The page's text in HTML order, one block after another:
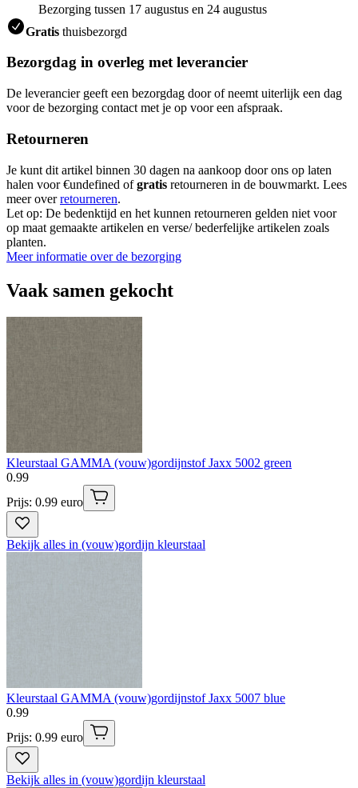
Bezorging tussen 17 augustus en 24 augustus
Gratis thuisbezorgd
Bezorgdag in overleg met leverancier
De leverancier geeft een bezorgdag door of neemt uiterlijk een dag
voor de bezorging contact met je op voor een afspraak.
Retourneren
Je kunt dit artikel binnen 30 dagen na aankoop door ons op laten
halen voor €undefined ofgratis retourneren in de bouwmarkt. Lees
meer overretourneren.
Let op: De bedenktijd en het kunnen retourneren gelden niet voor
op maat gemaakte artikelen en verse/ bederfelijke artikelen zoals
planten.
Meer informatie over de bezorging
Vaak samen gekocht
Kleurstaal GAMMA (vouw)gordijnstof Jaxx 5002 green
0.99
Prijs: 0.99 euro
Bekijk alles in (vouw)gordijn kleurstaal
Kleurstaal GAMMA (vouw)gordijnstof Jaxx 5007 blue
0.99
Prijs: 0.99 euro
Bekijk alles in (vouw)gordijn kleurstaal